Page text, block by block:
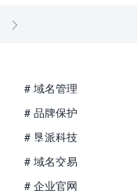

# 域名管理
# 品牌保护
# 垦派科技
# 域名交易
# 企业官网